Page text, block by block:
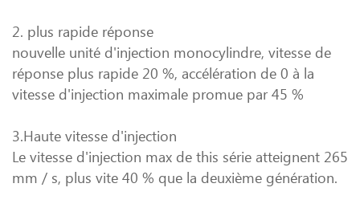
2. plus rapide réponse
nouvelle unité d'injection monocylindre, vitesse de
réponse plus rapide 20 %, accélération de 0 à la
vitesse d'injection maximale promue par 45 %
3.Haute vitesse d'injection
Le vitesse d'injection max de this série atteignent 265
mm / s, plus vite 40 % que la deuxième génération.